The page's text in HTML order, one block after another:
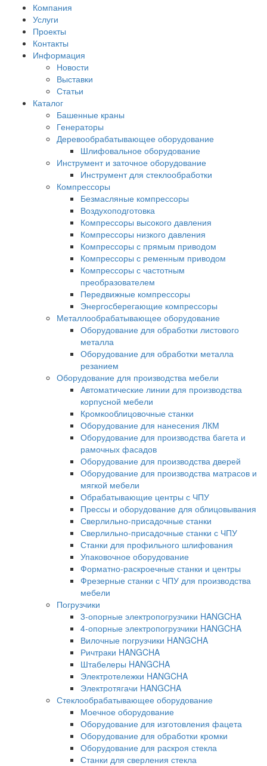
Компания
Услуги
Проекты
Контакты
Информация
Новости
Выставки
Статьи
Каталог
Башенные краны
Генераторы
Деревообрабатывающее оборудование
Шлифовальное оборудование
Инструмент и заточное оборудование
Инструмент для стеклообработки
Компрессоры
Безмасляные компрессоры
Воздухоподготовка
Компрессоры высокого давления
Компрессоры низкого давления
Компрессоры с прямым приводом
Компрессоры с ременным приводом
Компрессоры с частотным
преобразователем
Передвижные компрессоры
Энергосберегающие компрессоры
Металлообрабатывающее оборудование
Оборудование для обработки листового
металла
Оборудование для обработки металла
резанием
Оборудование для производства мебели
Автоматические линии для производства
корпусной мебели
Кромкооблицовочные станки
Оборудование для нанесения ЛКМ
Оборудование для производства багета и
рамочных фасадов
Оборудование для производства дверей
Оборудование для производства матрасов и
мягкой мебели
Обрабатывающие центры с ЧПУ
Прессы и оборудование для облицовывания
Сверлильно-присадочные станки
Сверлильно-присадочные станки с ЧПУ
Станки для профильного шлифования
Упаковочное оборудование
Форматно-раскроечные станки и центры
Фрезерные станки с ЧПУ для производства
мебели
Погрузчики
3-опорные электропогрузчики HANGCHA
4-опорные электропогрузчики HANGCHA
Вилочные погрузчики HANGCHA
Ричтраки HANGCHA
Штабелеры HANGCHA
Электротележки HANGCHA
Электротягачи HANGCHA
Стеклообрабатывающее оборудование
Моечное оборудование
Оборудование для изготовления фацета
Оборудование для обработки кромки
Оборудование для раскроя стекла
Станки для сверления стекла